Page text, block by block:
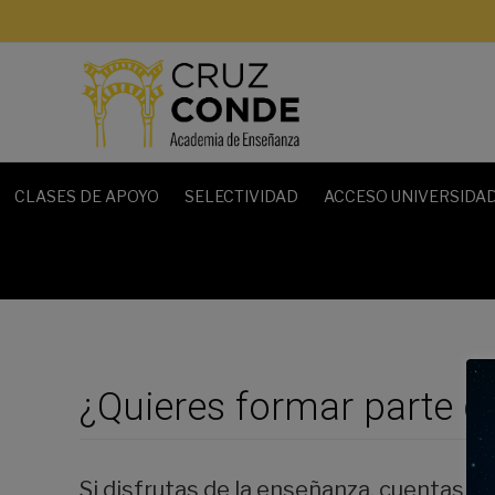
CLASES DE APOYO SELECTIVIDAD ACCESO
¿Quieres formar parte